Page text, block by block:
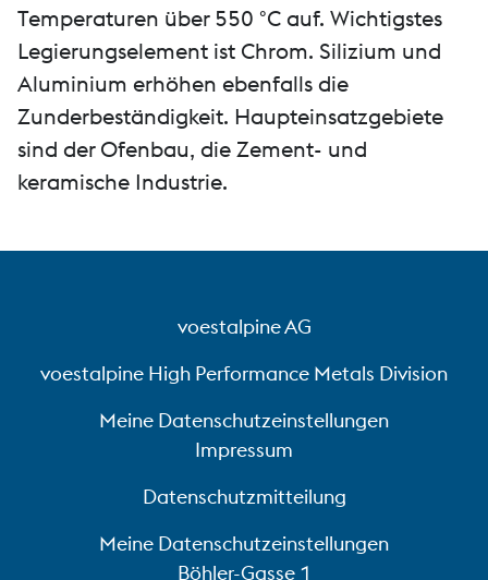
Temperaturen über 550 °C auf. Wichtigstes
Legierungselement ist Chrom. Silizium und
Aluminium erhöhen ebenfalls die
Zunderbeständigkeit. Haupteinsatzgebiete
sind der Ofenbau, die Zement- und
keramische Industrie.
voestalpine AG
voestalpine High Performance Metals Division
Meine Datenschutzeinstellungen
Impressum
Datenschutzmitteilung
Meine Datenschutzeinstellungen
Böhler-Gasse 1